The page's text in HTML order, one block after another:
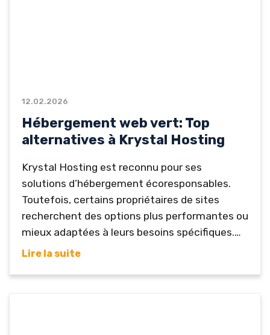
12.02.2026
Hébergement web vert: Top
alternatives à Krystal Hosting
Krystal Hosting est reconnu pour ses
solutions d’hébergement écoresponsables.
Toutefois, certains propriétaires de sites
recherchent des options plus performantes ou
mieux adaptées à leurs besoins spécifiques.
Donc, il est utile de connaître les meilleures
hébergement web vert doit allier
Lire la suite